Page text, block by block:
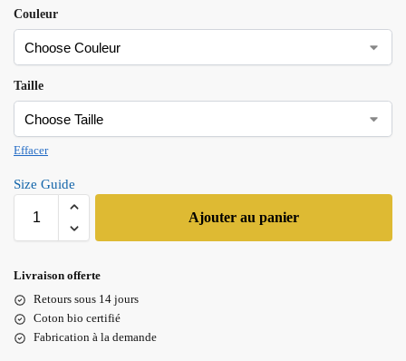
Couleur
Taille
Effacer
Size Guide
Ajouter au panier
Livraison offerte
Retours sous 14 jours
Coton bio certifié
Fabrication à la demande